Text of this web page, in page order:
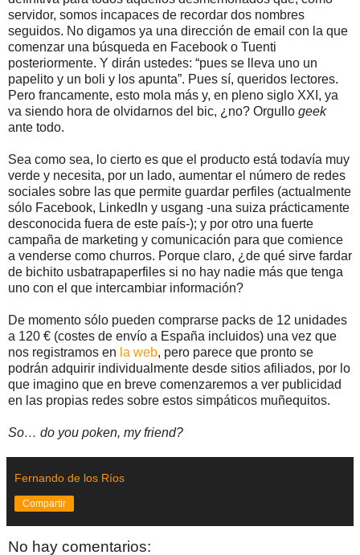
servidor, somos incapaces de recordar dos nombres
seguidos. No digamos ya una dirección de email con la que
comenzar una búsqueda en Facebook o Tuenti
posteriormente. Y dirán ustedes: “pues se lleva uno un
papelito y un boli y los apunta”. Pues sí, queridos lectores.
Pero francamente, esto mola más y, en pleno siglo XXI, ya
va siendo hora de olvidarnos del bic, ¿no? Orgullo geek
ante todo.
Sea como sea, lo cierto es que el producto está todavía muy
verde y necesita, por un lado, aumentar el número de redes
sociales sobre las que permite guardar perfiles (actualmente
sólo Facebook, LinkedIn y usgang -una suiza prácticamente
desconocida fuera de este país-); y por otro una fuerte
campaña de marketing y comunicación para que comience
a venderse como churros. Porque claro, ¿de qué sirve fardar
de bichito usbatrapaperfiles si no hay nadie más que tenga
uno con el que intercambiar información?
De momento sólo pueden comprarse packs de 12 unidades
a 120 € (costes de envío a España incluidos) una vez que
nos registramos en la web, pero parece que pronto se
podrán adquirir individualmente desde sitios afiliados, por lo
que imagino que en breve comenzaremos a ver publicidad
en las propias redes sobre estos simpáticos muñequitos.
So… do you poken, my friend?
Fernando de los Ríos
Compartir
No hay comentarios: